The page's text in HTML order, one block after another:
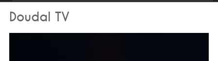
Doudal TV